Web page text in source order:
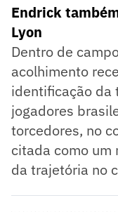
Endrick
Lyon
Dentro de
acolhimento
identificação da
jogadores
torcedores, no
citada como um
da trajetória no